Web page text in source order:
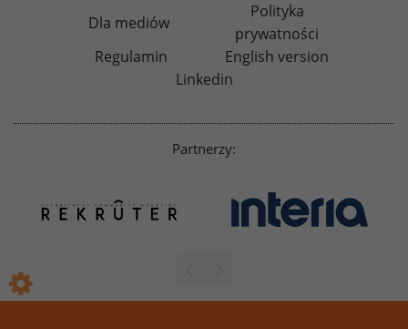
Dla mediów
Polityka
prywatności
Regulamin
English version
Linkedin
Partnerzy: